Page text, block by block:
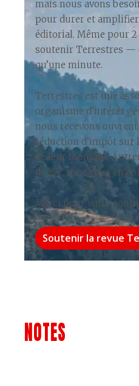
mais nous avons
pour durer et
éditorial. Même pour 2
soutenir Terrestres —
qu’une minute.
Terrestres est une
organisme d’intérêt
nous recevons
réduction d’impôt sur
de leur montant.
de 10€, il ne vous en
Merci pour votre
Soutenir la revue
NOTES